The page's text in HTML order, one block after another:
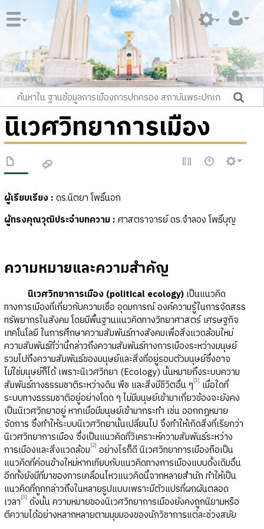
นิเวศวิทยาการเมือง
ผู้เรียบเรียง : ดร.นิตยา โพธิ์นอก
ผู้ทรงคุณวุฒิประจำบทความ : ศาสตราจารย์ ดร.จำลอง โพธิ์บุญ
ความหมายและความสำคัญ
นิเวศวิทยาการเมือง (political ecology)เป็นแนวคิด
ทางการเมืองที่เกี่ยวกับความเชื่อ อุดมการณ์ องค์ความรู้ในการจัดสรร
ทรัพยากรในสังคม โดยมีพื้นฐานแนวคิดทางวิทยาศาสตร์ เศรษฐกิจ
เทคโนโลยี ในการศึกษาความสัมพันธ์ทางสังคมเพื่อสิ่งแวดล้อมใหม่
ความสัมพันธ์ที่ว่านี้กล่าวถึงความสัมพันธ์ทางการเมืองระหว่างมนุษย์
รวมไปถึงความสัมพันธ์ของมนุษย์และสิ่งที่อยู่รอบตัวมนุษย์ซึ่งอาจ
ไม่ใช่มนุษย์ก็ได้ เพราะนิเวศวิทยา (Ecology) นั้นหมายถึงระบบความ
สัมพันธ์ทางธรรมชาติระหว่างดิน พืช และสิ่งมีชีวิตอื่น ๆ[1] เมื่อใดที่
ระบบทางธรรมชาติอยู่อย่างโดด ๆ ไม่มีมนุษย์เข้ามาเกี่ยวข้องจะยังคง
เป็นนิเวศวิทยาอยู่ หากเมื่อมีมนุษย์เข้ามากระทำ เช่น ออกกฎหมาย
จัดการ ซึ่งทำให้ระบบนิเวศวิทยานั้นเปลี่ยนไป จึงทำให้เกิดสิ่งที่เรียกว่า
นิเวศวิทยาการเมือง ซึ่งเป็นแนวคิดที่วิเคราะห์ความสัมพันธ์ระหว่าง
การเมืองและสิ่งแวดล้อม[2] อย่างไรก็ดี นิเวศวิทยาการเมืองถือเป็น
แนวคิดที่ค่อนข้างใหม่หากเทียบกับแนวคิดทางการเมืองแบบดั้งเดิมอื่น
อีกทั้งยังมีที่มาของการเคลื่อนไหวแนวคิดนี้จากหลายสำนัก ทำให้เป็น
แนวคิดที่ถูกกล่าวถึงในหลายรูปแบบเพราะมีตัวแปรที่ผกผันตลอด
เวลา[3] ดังนั้น ความหมายของนิเวศวิทยาการเมืองยังคงถูกนิยามหรือ
ตีความได้อย่างหลากหลายตามมุมมองของนักวิชาการแต่ละช่วงสมัย